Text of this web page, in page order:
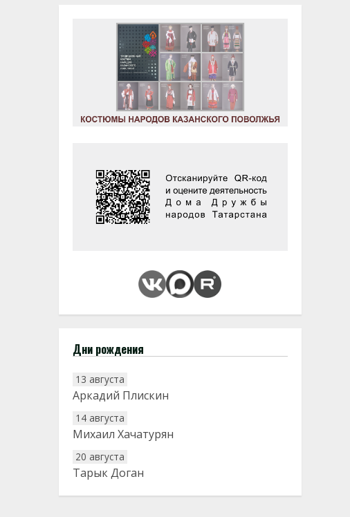
Дни рождения
13 августа
Аркадий Плискин
14 августа
Михаил Хачатурян
20 августа
Тарык Доган
22 августа